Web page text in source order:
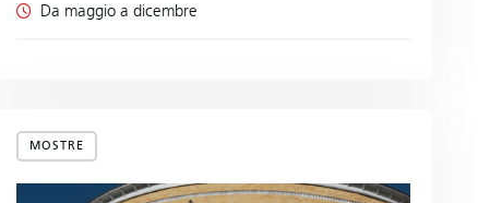
Da maggio a dicembre
MOSTRE